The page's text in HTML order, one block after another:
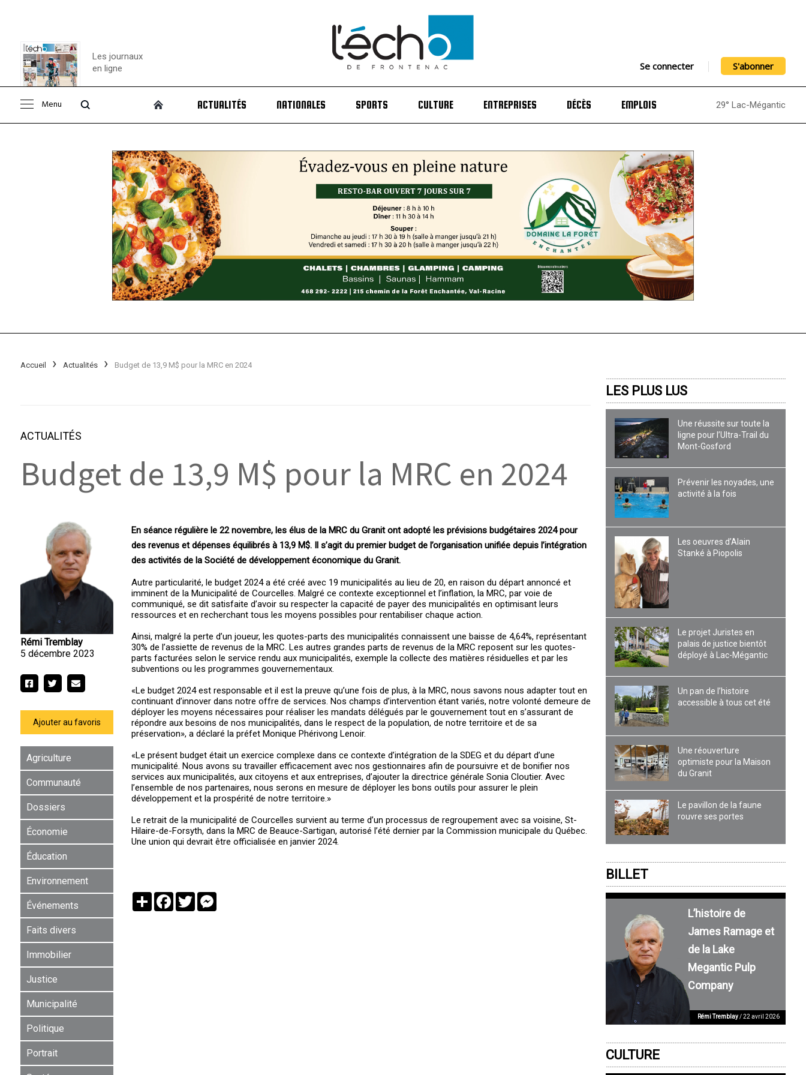
Consulter le
Les journaux
en ligne
Se connecter S'abonner
Menu ACTUALITÉS NATIONALES SPORTS CULTURE ENTREPRISES DÉCÈS EMPLOIS 29° Lac-Mégantic
Accueil Actualités Budget de 13,9 M$ pour la MRC en 2024
ACTUALITÉS
Budget de 13,9 M$ pour la MRC en 2024
Rémi Tremblay
5 décembre 2023
Ajouter au favoris
Agriculture
Communauté
Dossiers
Économie
Éducation
Environnement
Événements
Faits divers
Immobilier
Justice
Municipalité
Politique
Portrait
En séance régulière le 22 novembre, les élus de la MRC du Granit ont adopté les prévisions budgétaires 2024 pour
des revenus et dépenses équilibrés à 13,9 M$. Il s’agit du premier budget de l’organisation unifiée depuis l’intégration
des activités de la Société de développement économique du Granit.
Autre particularité, le budget 2024 a été créé avec 19 municipalités au lieu de 20, en raison du départ annoncé et
imminent de la Municipalité de Courcelles. Malgré ce contexte exceptionnel et l’inflation, la MRC, par voie de
communiqué, se dit satisfaite d’avoir su respecter la capacité de payer des municipalités en optimisant leurs
ressources et en recherchant tous les moyens possibles pour rentabiliser chaque action.
Ainsi, malgré la perte d’un joueur, les quotes-parts des municipalités connaissent une baisse de 4,64%, représentant
30% de l’assiette de revenus de la MRC. Les autres grandes parts de revenus de la MRC reposent sur les quotes-
parts facturées selon le service rendu aux municipalités, exemple la collecte des matières résiduelles et par les
subventions ou les programmes gouvernementaux.
«Le budget 2024 est responsable et il est la preuve qu’une fois de plus, à la MRC, nous savons nous adapter tout en
continuant d’innover dans notre offre de services. Nos champs d’intervention étant variés, notre volonté demeure de
déployer les moyens nécessaires pour réaliser les mandats délégués par le gouvernement tout en s’assurant de
répondre aux besoins de nos municipalités, dans le respect de la population, de notre territoire et de sa
préservation», a déclaré la préfet Monique Phérivong Lenoir.
«Le présent budget était un exercice complexe dans ce contexte d’intégration de la SDEG et du départ d’une
municipalité. Nous avons su travailler efficacement avec nos gestionnaires afin de poursuivre et de bonifier nos
services aux municipalités, aux citoyens et aux entreprises, d’ajouter la directrice générale Sonia Cloutier. Avec
l’ensemble de nos partenaires, nous serons en mesure de déployer les bons outils pour assurer le plein
développement et la prospérité de notre territoire.»
Le retrait de la municipalité de Courcelles survient au terme d’un processus de regroupement avec sa voisine, St-
Hilaire-de-Forsyth, dans la MRC de Beauce-Sartigan, autorisé l’été dernier par la Commission municipale du Québec.
Une union qui devrait être officialisée en janvier 2024.
PartagerFacebook
TwitterMessenger
LES PLUS LUS
Une réussite sur toute la
ligne pour l’Ultra-Trail du
Mont-Gosford
Prévenir les noyades, une
activité à la fois
Les oeuvres d’Alain
Stanké à Piopolis
Le projet Juristes en
palais de justice bientôt
déployé à Lac-Mégantic
Un pan de l’histoire
accessible à tous cet été
Une réouverture
optimiste pour la Maison
du Granit
Le pavillon de la faune
rouvre ses portes
BILLET
L’histoire de
James Ramage et
de la Lake
Megantic Pulp
Company
Rémi Tremblay/ 22 avril 2026
CULTURE